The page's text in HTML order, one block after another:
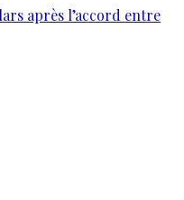
après l’accord entre